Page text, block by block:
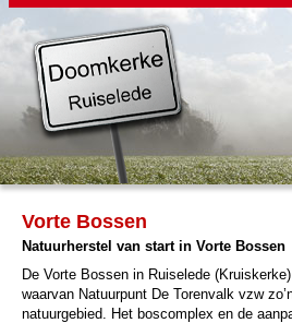
Vorte Bossen
Natuurherstel van start in Vorte Bossen
De Vorte Bossen in Ruiselede
waarvan Natuurpunt De Torenvalk vzw
natuurgebied. Het boscomplex en de